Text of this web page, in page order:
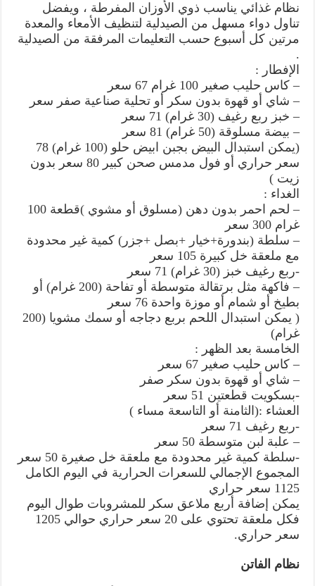
نظام غذائي يناسب ذوي الأوزان المفرطة ، ويفضل
تناول دواء مسهل من الصيدلية لتنظيف الأمعاء والمعدة
مرتين كل أسبوع حسب التعليمات المرفقة من الصيدلية
.
الإفطار :
– كاس حليب صغير 100 غرام 67 سعر
– شاي أو قهوة بدون سكر أو تحلية صناعية صفر سعر
– خبز ربع رغيف (30 غرام) 71 سعر
– بيضة مسلوقة (50 غرام) 81 سعر
(يمكن استبدال البيض بجبن ابيض حلو (100 غرام) 78
سعر حراري أو فول مدمس صحن كبير 80 سعر بدون
زيت )
الغداء :
– لحم احمر بدون دهن (مسلوق أو مشوي )قطعة 100
غرام 300 سعر
– سلطة (بندورة+خيار +بصل +جزر) كمية غير محدودة
مع ملعقة خل كبيرة 105 سعر
-ربع رغيف خبز (30 غرام) 71 سعر
– فاكهة مثل برتقالة متوسطة أو تفاحة (200 غرام) أو
بطيخ أو شمام أو موزة واحدة 76 سعر
( يمكن استبدال اللحم بربع دجاجه أو سمك مشويا (200
غرام)
الخامسة بعد الظهر :
– كاس حليب صغير 67 سعر
– شاي أو قهوة بدون سكر صفر
-بسكويت قطعتين 51 سعر
العشاء :(الثامنة أو التاسعة مساء )
-ربع رغيف 71 سعر
– علبة لبن متوسطة 50 سعر
-سلطة كمية غير محدودة مع ملعقة خل صغيرة 50 سعر
المجموع الإجمالي للسعرات الحرارية في اليوم الكامل
1125 سعر حراري
يمكن إضافة أربع ملاعق سكر للمشروبات طوال اليوم
فكل ملعقة تحتوي على 20 سعر حراري حوالي 1205
سعر حراري.
نظام الفاتن